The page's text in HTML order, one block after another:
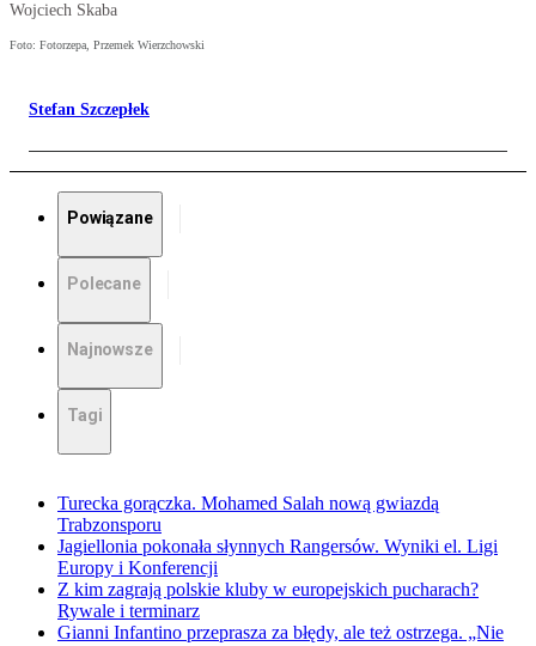
Wojciech Skaba
Foto: Fotorzepa, Przemek Wierzchowski
Stefan Szczepłek
Powiązane
Polecane
Najnowsze
Tagi
Turecka gorączka. Mohamed Salah nową gwiazdą
Trabzonsporu
Jagiellonia pokonała słynnych Rangersów. Wyniki el. Ligi
Europy i Konferencji
Z kim zagrają polskie kluby w europejskich pucharach?
Rywale i terminarz
Gianni Infantino przeprasza za błędy, ale też ostrzega. „Nie